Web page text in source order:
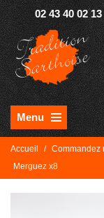
02 43 40 02 13
Menu
Accueil / Commandez
Merguez x8